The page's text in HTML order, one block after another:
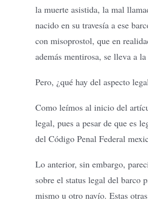
la muerte asistida, la mal
nacido en su travesía a ese
con misoprostol, que en
además mentirosa, se lleva a
Pero, ¿qué hay del aspecto
Como leímos al inicio del
legal, pues a pesar de que es
del Código Penal Federal
Lo anterior, sin embargo,
sobre el status legal del barco
mismo u otro navío. Estas